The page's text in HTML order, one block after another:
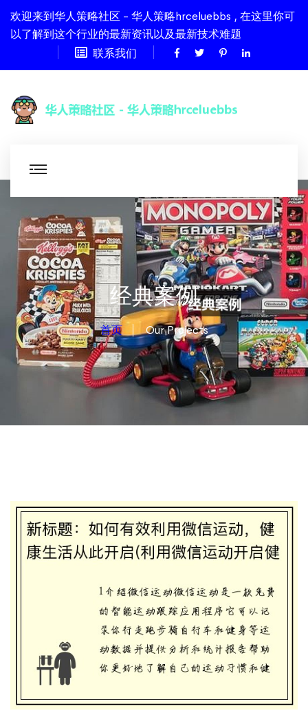
欢迎来到华人策略社区 - 华人策略hrceluebbs , 在这里你可
以了解到这个行业的最新资讯以及最新技术难题
联系我们
经典案例
首页 Our Projects
新标题：如何有效利用微信运动，健康生活
从此开启(利用微信运动开启健康生活：有
效方法大揭秘！)